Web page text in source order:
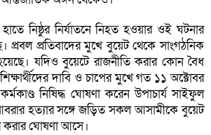
হাতে নিষ্ঠুর নির্যাতনে নিহত হওয়ার ওই ঘটনার
প্রবল প্রতিবাদের মুখে বুয়েট থেকে সাংগঠনিক
যদিও বুয়েটে রাজনীতি করার কোন বৈধ
দাবি ও চাপের মুখে গত ১১ অক্টোবর
নিষিদ্ধ ঘোষণা করেন উপাচার্য সাইফুল
হত্যার সঙ্গে জড়িত সকল আসামীকে বুয়েট
করার ঘোষণা আসে।